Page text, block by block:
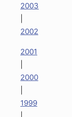
2003
2002
2001
2000
1999